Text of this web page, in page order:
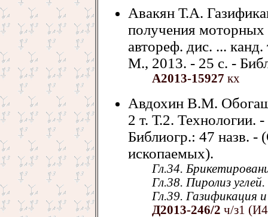
Авакян Т.А.
получения моторных
автореф. дис. ...
М., 2013. - 25 с. -
А2013-15927 кх
Авдохин В.М.
2 т. Т.2. Технологии.
Библиогр.: 47 назв. -
ископаемых).
Гл.34.
Гл.38. Пиролиз
Гл.39. Газификация
Д2013-246/2 ч/з1